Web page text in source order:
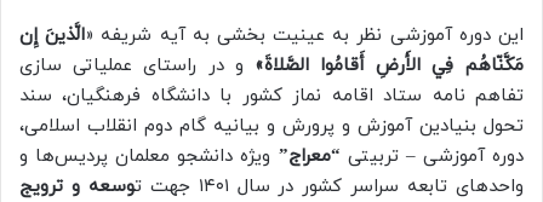
این دوره آموزشی نظر به عینیت بخشی به آیه شریفه «الَّذينَ إِن
مَكَّنّاهُم فِي الأَرضِ أَقامُوا الصَّلاةَ» و در راستای عملیاتی سازی
تفاهم نامه ستاد اقامه نماز کشور با دانشگاه فرهنگیان، سند
تحول بنیادین آموزش و پرورش و بیانیه گام دوم انقلاب اسلامی،
دوره آموزشی – تربیتی “معراج” ویژه دانشجو معلمان پردیس‌ها و
واحد‌های تابعه سراسر کشور در سال ۱۴۰۱ جهت ت
وسعه و ترویج